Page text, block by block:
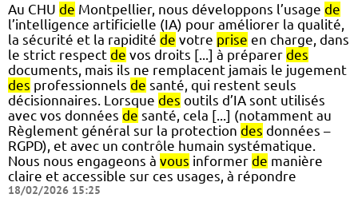
Au CHU de Montpellier, nous développons l’usage de
l’intelligence artificielle (IA) pour améliorer la qualité,
la sécurité et la rapidité de votre prise en charge, dans
le strict respect de vos droits [...] à préparer des
documents, mais ils ne remplacent jamais le jugement
des professionnels de santé, qui restent seuls
décisionnaires. Lorsque des outils d’IA sont utilisés
avec vos données de santé, cela [...] (notamment au
Règlement général sur la protection des données –
RGPD), et avec un contrôle humain systématique.
Nous nous engageons à vous informer de manière
claire et accessible sur ces usages, à répondre
18/02/2026 15:25